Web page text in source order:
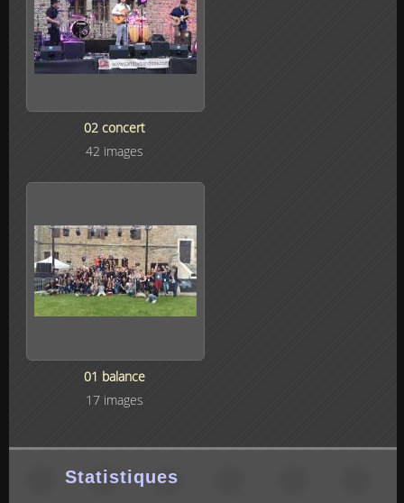
02 concert
42 images
01 balance
17 images
Statistiques